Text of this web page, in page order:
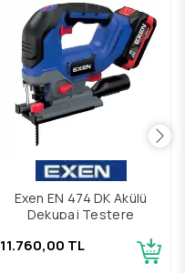
Exen EN 474 DK Akülü
Dekupaj Testere
11.760,00 TL